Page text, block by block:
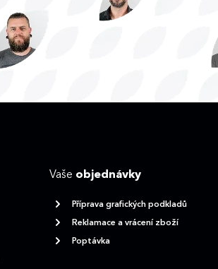
Vaše objednávky
Příprava grafických podkladů
Reklamace a vrácení zboží
Poptávka